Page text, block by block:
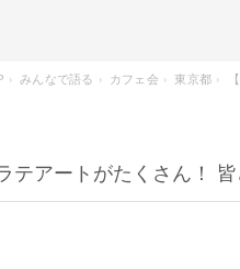
みんなで語る カフェ会 東京都
テアートがたくさん！